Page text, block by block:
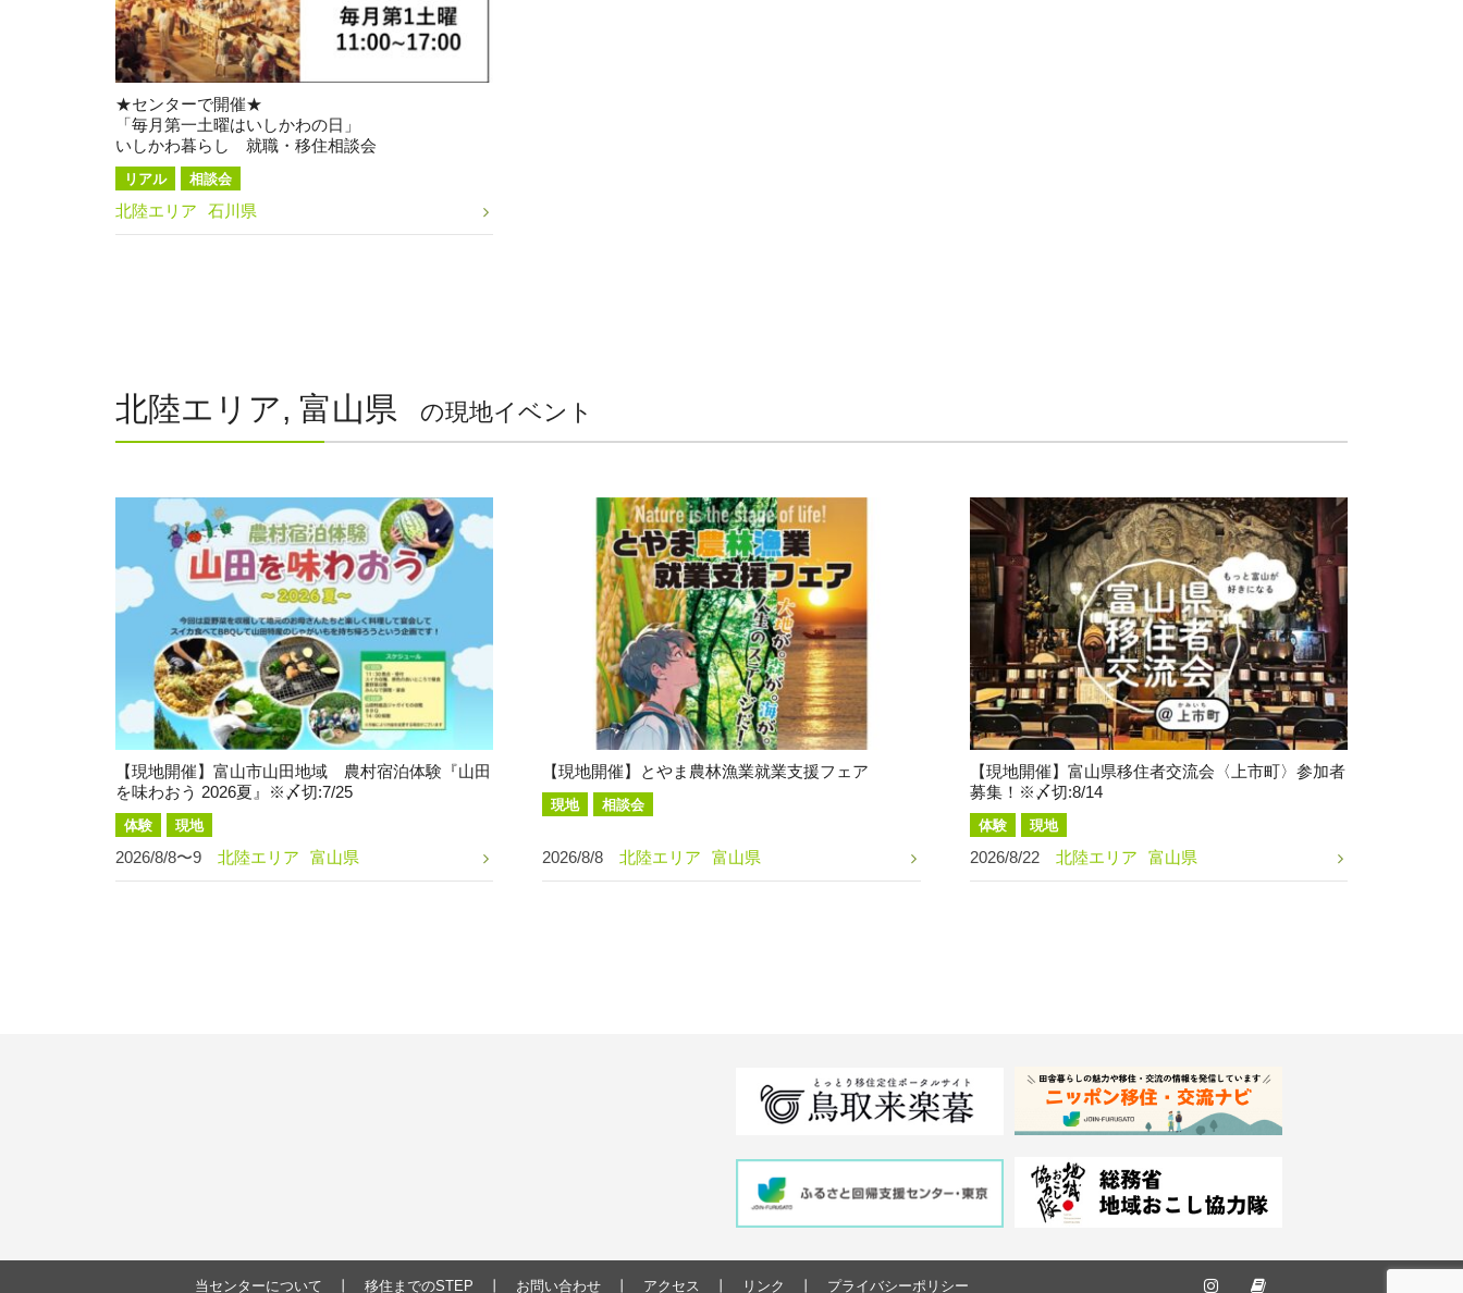
★センターで開催★
「毎月第一土曜はいしかわの日」
いしかわ暮らし 就職・移住相談会
リアル 相談会
北陸エリア 石川県
北陸エリア, 富山県 の現地イベント
【現地開催】富山市山田地域 農村宿泊体験『山田
を味わおう 2026夏』※〆切:7/25
体験 現地
2026/8/8〜9 北陸エリア 富山県
【現地開催】とやま農林漁業就業支援フェア
現地 相談会
2026/8/8 北陸エリア 富山県
【現地開催】富山県移住者交流会〈上市町〉参加者
募集！※〆切:8/14
体験 現地
2026/8/22 北陸エリア 富山県
当センターについて 移住までのSTEP お問い合わせ アクセス リンク プライバシーポリシー